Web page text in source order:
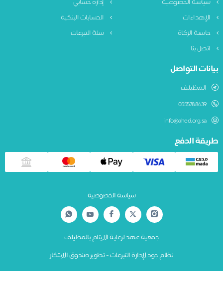
الخصوصية
إدارة حسابي
الحسابات البنكية
الزكاة
سلة التبرعات
بنا
التواصل
المظيلف
0555788639
info@ahed.org.sa
الدفع
سياسة الخصوصية
جمعية عهد لرعاية الايتام بالمظيلف
نظام جود لإدارة التبرعات - تطوير صندوق الابتكار